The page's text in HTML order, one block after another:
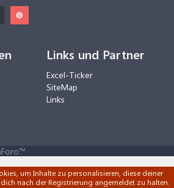
Links und Partner
Excel-Ticker
SiteMap
Links
um Inhalte zu personalisieren, diese deiner
nach der Registrierung angemeldet zu halten.